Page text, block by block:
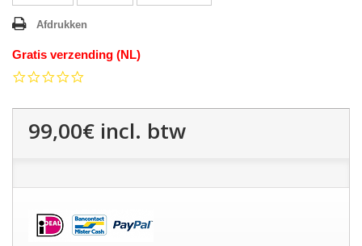
Afdrukken
Gratis verzending (NL)
99,00€ incl. btw